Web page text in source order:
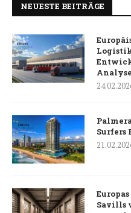
NEUESTE BEITRÄGE
Surfers
Savills